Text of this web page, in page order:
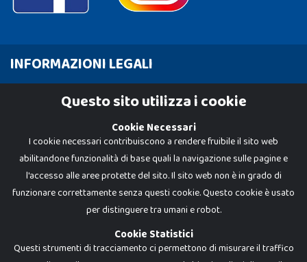
INFORMAZIONI LEGALI
Cookie PolicyQuesto sito utilizza i cookie
Cookie Necessari
I cookie necessari contribuiscono a rendere fruibile il sito web
abilitandone funzionalità di base quali la navigazione sulle pagine e
l'accesso alle aree protette del sito. Il sito web non è in grado di
funzionare correttamente senza questi cookie. Questo cookie è usato
per distinguere tra umani e robot.
Cookie Statistici
Questi strumenti di tracciamento ci permettono di misurare il traffico